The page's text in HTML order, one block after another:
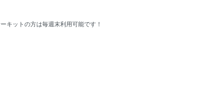
キットの方は毎週末利用可能です！